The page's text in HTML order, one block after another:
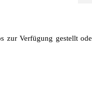
Verfügung gestellt